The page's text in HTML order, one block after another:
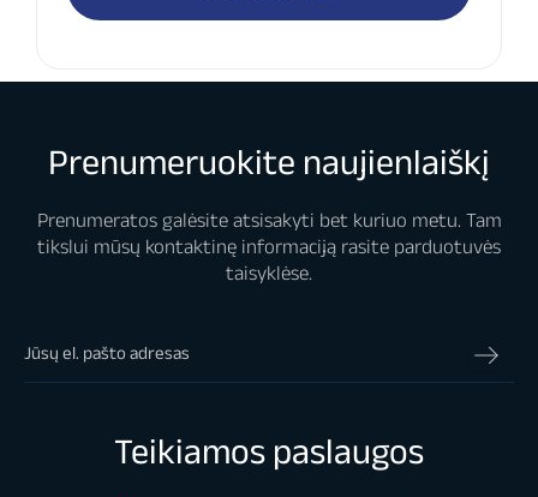
Prenumeruokite naujienlaiškį
Prenumeratos galėsite atsisakyti bet kuriuo metu. Tam
tikslui mūsų kontaktinę informaciją rasite parduotuvės
taisyklėse.
Teikiamos paslaugos